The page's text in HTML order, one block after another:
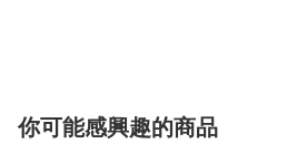
你可能感興趣的商品